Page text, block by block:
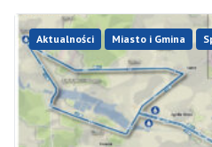
Aktualności Miasto i Gmina